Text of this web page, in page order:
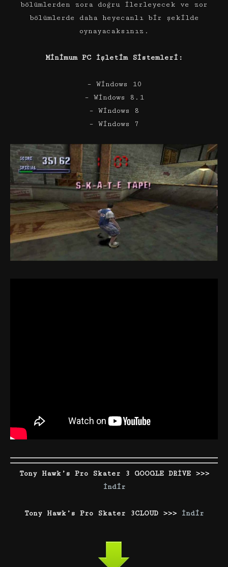
bölümlerden zora doğru ilerleyecek ve zor
bölümlerde daha heyecanlı bir şekilde
oynayacaksınız.
Minimum PC İşletim Sistemleri:
– Windows 10
– Windows 8.1
– Windows 8
– Windows 7
Tony Hawk’s Pro Skater 3 GOOGLE DRİVE >>>
İndir
Tony Hawk’s Pro Skater 3CLOUD >>>İndir